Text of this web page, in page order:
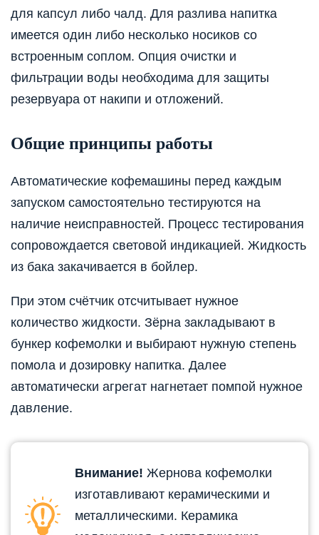
для капсул либо чалд. Для разлива напитка
имеется один либо несколько носиков со
встроенным соплом. Опция очистки и
фильтрации воды необходима для защиты
резервуара от накипи и отложений.
Общие принципы работы
Автоматические кофемашины перед каждым
запуском самостоятельно тестируются на
наличие неисправностей. Процесс тестирования
сопровождается световой индикацией. Жидкость
из бака закачивается в бойлер.
При этом счётчик отсчитывает нужное
количество жидкости. Зёрна закладывают в
бункер кофемолки и выбирают нужную степень
помола и дозировку напитка. Далее
автоматически агрегат нагнетает помпой нужное
давление.
Внимание! Жернова кофемолки
изготавливают керамическими и
металлическими. Керамика